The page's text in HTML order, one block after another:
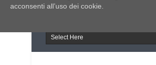
acconsenti all’uso dei cookie.